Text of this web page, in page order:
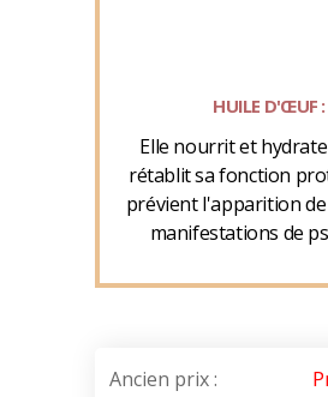
HUILE D'ŒUF :
Elle nourrit et
rétablit sa fonction
prévient l'apparition
manifestations de
Ancien prix :